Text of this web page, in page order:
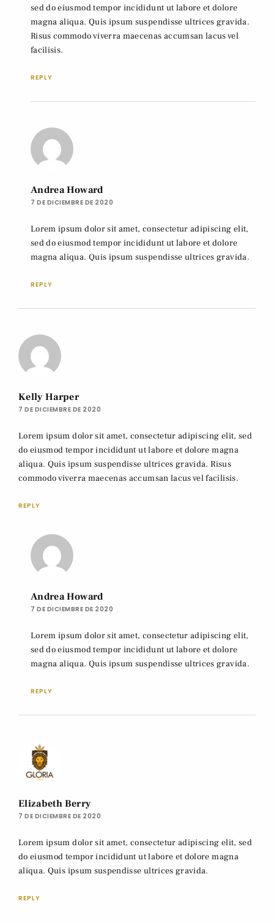
sed do eiusmod tempor incididunt ut labore et dolore
magna aliqua. Quis ipsum suspendisse ultrices gravida.
Risus commodo viverra maecenas accumsan lacus vel
facilisis.
REPLY
Andrea Howard
7 DE DICIEMBRE DE 2020
Lorem ipsum dolor sit amet, consectetur adipiscing elit,
sed do eiusmod tempor incididunt ut labore et dolore
magna aliqua. Quis ipsum suspendisse ultrices gravida.
REPLY
Kelly Harper
7 DE DICIEMBRE DE 2020
Lorem ipsum dolor sit amet, consectetur adipiscing elit, sed
do eiusmod tempor incididunt ut labore et dolore magna
aliqua. Quis ipsum suspendisse ultrices gravida. Risus
commodo viverra maecenas accumsan lacus vel facilisis.
REPLY
Andrea Howard
7 DE DICIEMBRE DE 2020
Lorem ipsum dolor sit amet, consectetur adipiscing elit,
sed do eiusmod tempor incididunt ut labore et dolore
magna aliqua. Quis ipsum suspendisse ultrices gravida.
REPLY
Elizabeth Berry
7 DE DICIEMBRE DE 2020
Lorem ipsum dolor sit amet, consectetur adipiscing elit, sed
do eiusmod tempor incididunt ut labore et dolore magna
aliqua. Quis ipsum suspendisse ultrices gravida.
REPLY